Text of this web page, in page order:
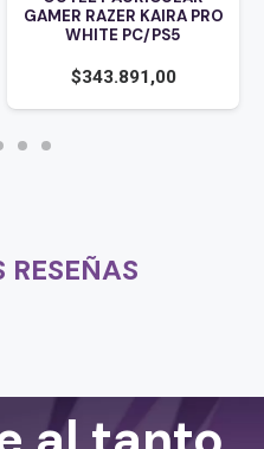
KAIRA PRO
PS5
RAZER
PRO
RESEÑAS